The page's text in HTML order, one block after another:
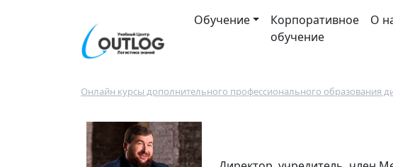
Main navigation
Обучение
Корпоративное
обучение
О
Строка навигации
Онлайн курсы дополнительного профессионального образования